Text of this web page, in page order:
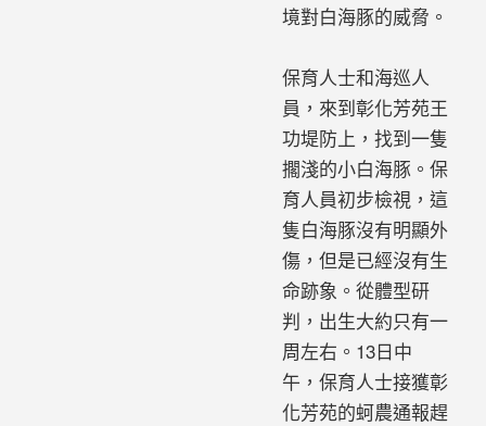
境對白海豚的威脅。
保育人士和海巡人
員，來到彰化芳苑王
功堤防上，找到一隻
擱淺的小白海豚。保
育人員初步檢視，這
隻白海豚沒有明顯外
傷，但是已經沒有生
命跡象。從體型研
判，出生大約只有一
周左右。13日中
午，保育人士接獲彰
化芳苑的蚵農通報趕